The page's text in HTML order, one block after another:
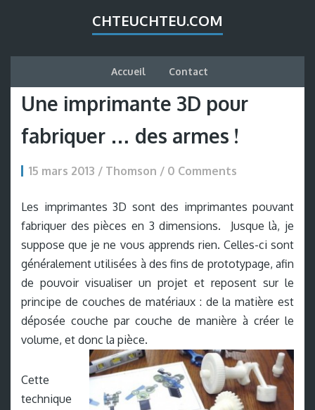
CHTEUCHTEU.COM
Accueil Contact
Une imprimante 3D pour
fabriquer … des armes !
15 mars 2013 / Thomson / 0 Comments
Les imprimantes 3D sont des imprimantes pouvant
fabriquer des pièces en 3 dimensions. Jusque là, je
suppose que je ne vous apprends rien. Celles-ci sont
généralement utilisées à des fins de prototypage, afin
de pouvoir visualiser un projet et reposent sur le
principe de couches de matériaux : de la matière est
déposée couche par couche de manière à créer le
volume, et donc la pièce.
Cette
technique